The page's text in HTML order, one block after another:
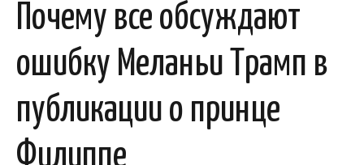
Почему все обсуждают
ошибку Меланьи Трамп в
публикации о принце
Филиппе